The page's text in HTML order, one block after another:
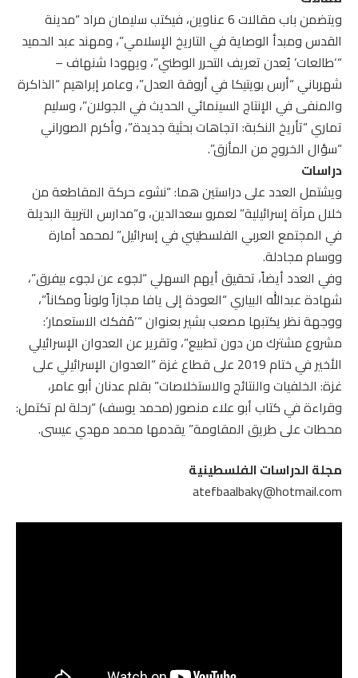
ويتضمن باب مقالات 6 عناوين، فيكتب سليمان مراد “مدينة
القدس ومبدأ الوصاية في التاريخ الإسلامي”، ومهند عبد الحميد
“‘طالعات’ يُعدن تعريف التحرر الوطني”، ويهودا شنهاف –
شهرباني “أرس بويتيكا في أروقة العدل”، وعامر إبراهيم “الذاكرة
والمنفى في الإنتاج السينمائي الحديث في الجولان”، وسليم
تماري “تأريخ النكبة: اتجاهات بحثية جديدة”، وأكرم الصوراني
“سؤال الخروج من المأزق”.
دراسات
ويشتمل العدد على دراستين هما: “نشوء حركة المقاطعة من
خلال مرآة إسرائيلية” لعمرو سعدالدين، و”مدارس التربية البديلة
في المجتمع العربي الفلسطيني في إسرائيل” لمحمد أمارة
ووسام مجادلة.
وفي العدد أيضاً، تحقيق أيهم السهلي “لجوء عن لجوء بيفرق”،
شهادة عبدالله البياري “العودة إلى يافا مجازاً ولوناً ومكاناً”،
ووجهة نظر يكتبها مصعب بشير بعنوان “‘مُفكك الاستعمار’:
مشروع مشترك من دون تطبيع”، وتقرير عن العدوان الإسرائيلي
الأخير في ختام 2019 على قطاع غزة “العدوان الإسرائيلي على
غزة: الخلفيات والنتائج والاستخلاصات” بقلم عدنان أبو عامر،
وقراءة في كتاب أبو علاء منصور (محمد يوسف) “رحلة لم تكتمل:
محطات على طريق المقاومة” يقدمها محمد مهدي عيسى.
مجلة الدراسات الفلسطينية
atefbaalbaky@hotmail.com